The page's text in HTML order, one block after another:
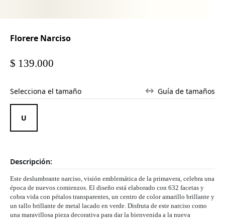
Florere Narciso
$ 139.000
Selecciona el tamaño Guía de tamaños
Descripción:
Este deslumbrante narciso, visión emblemática de la primavera, celebra una
época de nuevos comienzos. El diseño está elaborado con 632 facetas y
cobra vida con pétalos transparentes, un centro de color amarillo brillante y
un tallo brillante de metal lacado en verde. Disfruta de este narciso como
una maravillosa pieza decorativa para dar la bienvenida a la nueva